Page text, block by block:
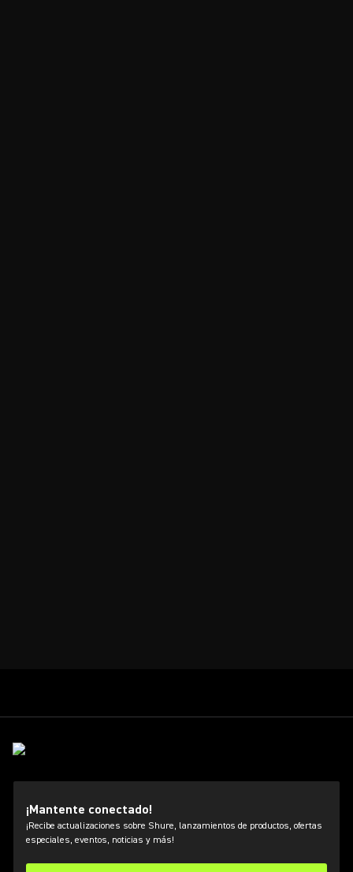
¡Mantente conectado!
¡Recibe actualizaciones sobre Shure, lanzamientos de productos, ofertas
especiales, eventos, noticias y más!